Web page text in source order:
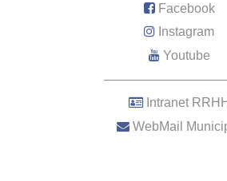
Facebook
Instagram
Youtube
Intranet RRHH
WebMail